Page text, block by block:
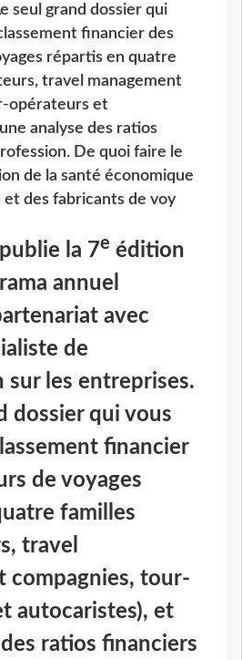
seul grand dossier qui
financier des
répartis en quatre
travel management
opérateurs et
analyse des ratios
De quoi faire le
de la santé économique
des fabricants de voy
la 7e édition
annuel
avec
de
sur les entreprises.
dossier qui vous
financier
de voyages
familles
travel
compagnies, tour-
autocaristes), et
ratios financiers